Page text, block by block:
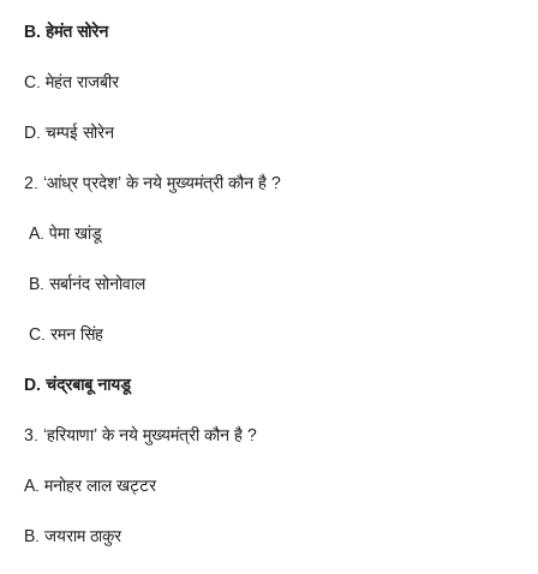
B. हेमंत सोरेन
C. मेहंत राजबीर
D. चम्पई सोरेन
2. ‘आंध्र प्रदेश’ के नये मुख्यमंत्री कौन है ?
A. पेमा खांडू
B. सर्बानंद सोनोवाल
C. रमन सिंह
D. चंद्रबाबू नायडू
3. ‘हरियाणा’ के नये मुख्यमंत्री कौन है ?
A. मनोहर लाल खट्टर
B. जयराम ठाकुर